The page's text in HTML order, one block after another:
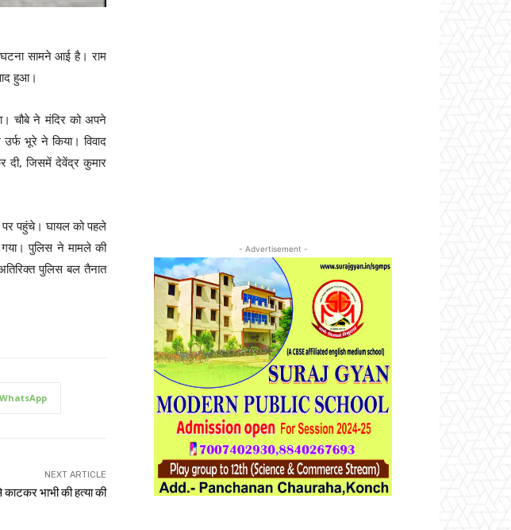
घटना सामने आई है। राम
हुआ।
चौबे ने मंदिर को अपने
उर्फ भूरे ने किया। विवाद
दी, जिसमें देवेंद्र कुमार
पर पहुंचे। घायल को पहले
पुलिस ने मामले की
पुलिस बल तैनात
WhatsApp
NEXT ARTICLE
काटकर भाभी की हत्या की
- Advertisement -